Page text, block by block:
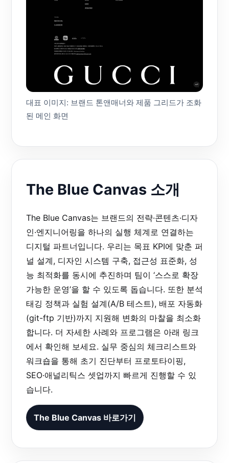
대표 이미지: 브랜드 톤앤매너와 제품 그리드가 조화
된 메인 화면
The Blue Canvas 소개
The Blue Canvas는 브랜드의 전략·콘텐츠·디자
인·엔지니어링을 하나의 실행 체계로 연결하는
디지털 파트너입니다. 우리는 목표 KPI에 맞춘 퍼
널 설계, 디자인 시스템 구축, 접근성 표준화, 성
능 최적화를 동시에 추진하며 팀이 ‘스스로 확장
가능한 운영’을 할 수 있도록 돕습니다. 또한 분석
태깅 정책과 실험 설계(A/B 테스트), 배포 자동화
(git-ftp 기반)까지 지원해 변화의 마찰을 최소화
합니다. 더 자세한 사례와 프로그램은 아래 링크
에서 확인해 보세요. 실무 중심의 체크리스트와
워크숍을 통해 초기 진단부터 프로토타이핑,
SEO·애널리틱스 셋업까지 빠르게 진행할 수 있
습니다.
The Blue Canvas 바로가기